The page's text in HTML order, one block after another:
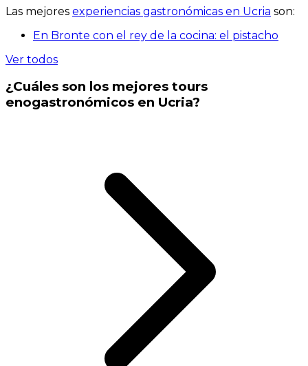
Las mejores experiencias gastronómicas en Ucria son:
En Bronte con el rey de la cocina: el pistacho
Ver todos
¿Cuáles son los mejores tours
enogastronómicos en Ucria?